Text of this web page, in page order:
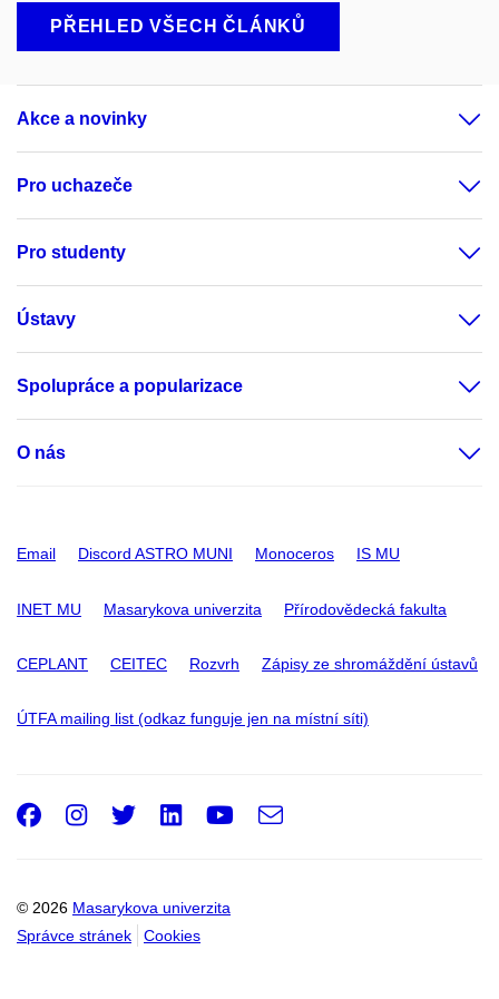
PŘEHLED VŠECH ČLÁNKŮ
Akce a novinky
Pro uchazeče
Pro studenty
Ústavy
Spolupráce a popularizace
O nás
Email Discord ASTRO MUNI Monoceros IS MU
INET MU Masarykova univerzita Přírodovědecká fakulta
CEPLANT CEITEC Rozvrh Zápisy ze shromáždění ústavů
ÚTFA mailing list (odkaz funguje jen na místní síti)
© 2026 Masarykova univerzita
Správce stránek
Cookies
Facebook
Instagram
Twitter
LinkedIn
Youtube
e-